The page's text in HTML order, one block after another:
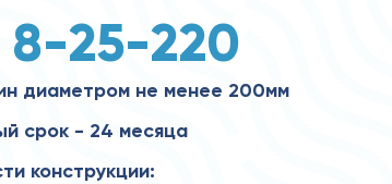
25-220
диаметром не менее 200мм
срок - 24 месяца
конструкции: